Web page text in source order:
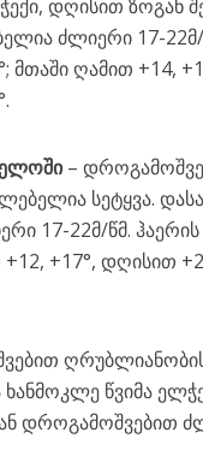
დღისით ზოგან
ძლიერი 17-
მთაში ღამით +14,
–
სეტყვა.
17-22მ/წმ.
+12, +17°, დღისით
წვიმა
დროგამოშვებით